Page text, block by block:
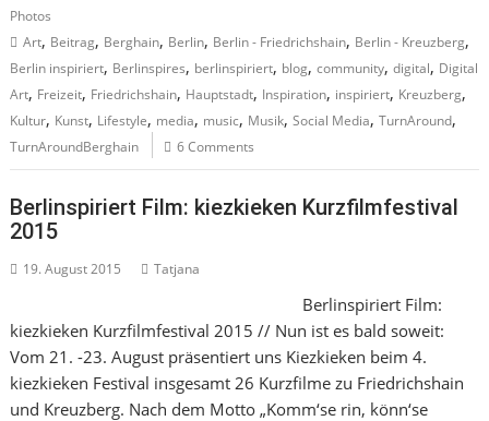
Photos
Art, Beitrag, Berghain, Berlin, Berlin - Friedrichshain, Berlin - Kreuzberg,
Berlin inspiriert, Berlinspires, berlinspiriert, blog,community,digital, Digital
Art, Freizeit, Friedrichshain, Hauptstadt, Inspiration, inspiriert, Kreuzberg,
Kultur, Kunst, Lifestyle, media, music, Musik,Social Media,TurnAround,
TurnAroundBerghain 6 Comments
Berlinspiriert Film: kiezkieken Kurzfilmfestival
2015
19. August 2015 Tatjana
Berlinspiriert Film:
kiezkieken Kurzfilmfestival 2015 // Nun ist es bald soweit:
Vom 21. -23. August präsentiert uns Kiezkieken beim 4.
kiezkieken Festival insgesamt 26 Kurzfilme zu Friedrichshain
und Kreuzberg. Nach dem Motto „Komm‘se rin, könn‘se